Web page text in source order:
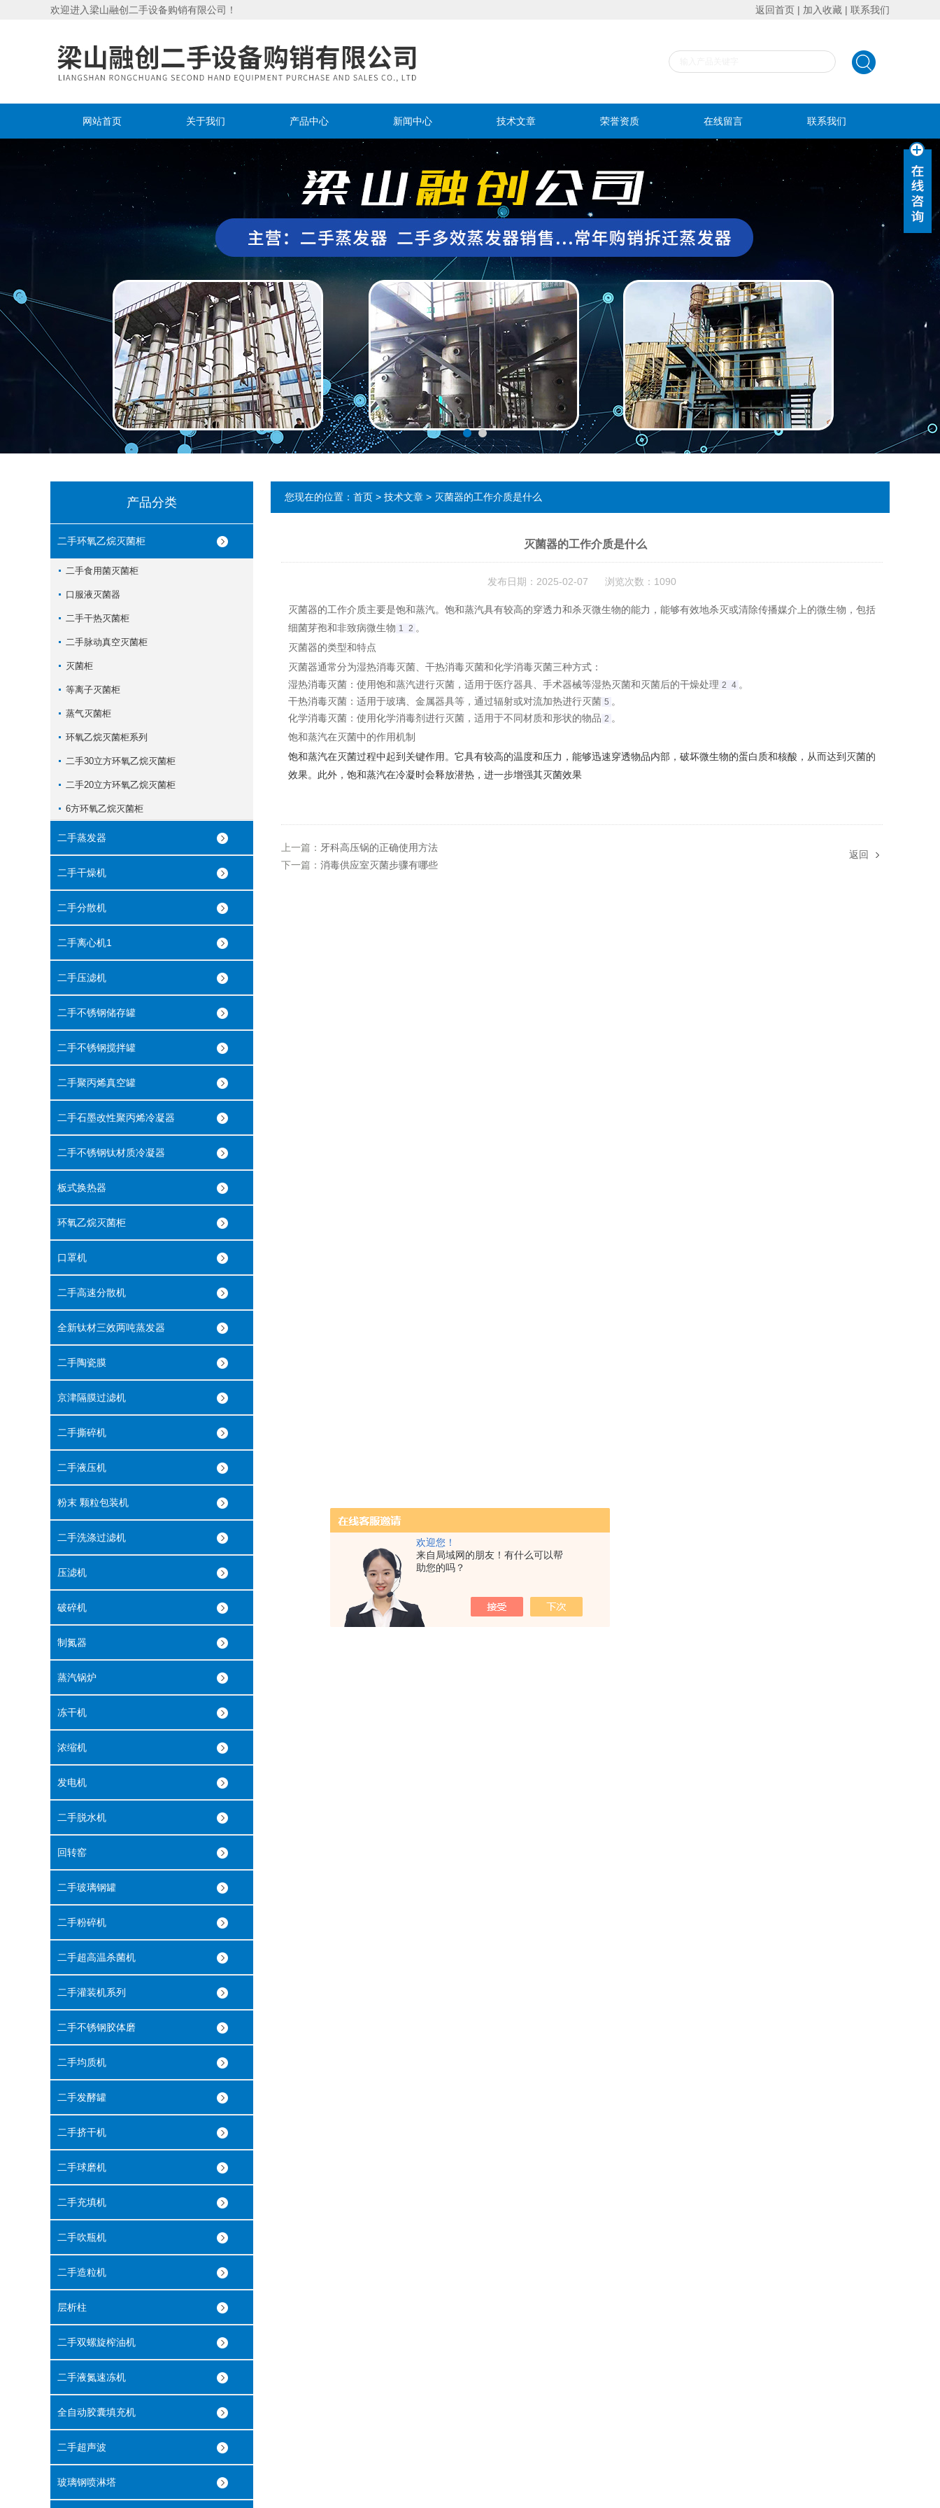
欢迎您！
来自局域网的朋友！有什么可以帮
助您的吗？
欢迎进入梁山融创二手设备购销有限公司！ 返回首页 | 加入收藏 | 联系我们
网站首页 关于我们 产品中心 新闻中心 技术文章 荣誉资质 在线留言 联系我们
产品分类
二手环氧乙烷灭菌柜
二手食用菌灭菌柜
口服液灭菌器
二手干热灭菌柜
二手脉动真空灭菌柜
灭菌柜
等离子灭菌柜
蒸气灭菌柜
环氧乙烷灭菌柜系列
二手30立方环氧乙烷灭菌柜
二手20立方环氧乙烷灭菌柜
6方环氧乙烷灭菌柜
二手蒸发器
二手干燥机
二手分散机
二手离心机1
二手压滤机
二手不锈钢储存罐
二手不锈钢搅拌罐
二手聚丙烯真空罐
二手石墨改性聚丙烯冷凝器
二手不锈钢钛材质冷凝器
板式换热器
环氧乙烷灭菌柜
口罩机
二手高速分散机
全新钛材三效两吨蒸发器
二手陶瓷膜
京津隔膜过滤机
二手撕碎机
二手液压机
粉末 颗粒包装机
二手洗涤过滤机
压滤机
破碎机
制氮器
蒸汽锅炉
冻干机
浓缩机
发电机
二手脱水机
回转窑
二手玻璃钢罐
二手粉碎机
二手超高温杀菌机
二手灌装机系列
二手不锈钢胶体磨
二手均质机
二手发酵罐
二手挤干机
二手球磨机
二手充填机
二手吹瓶机
二手造粒机
层析柱
二手双螺旋榨油机
二手液氮速冻机
全自动胶囊填充机
二手超声波
玻璃钢喷淋塔
您现在的位置： 首页 > 技术文章 > 灭菌器的工作介质是什么
灭菌器的工作介质是什么
发布日期：2025-02-07 浏览次数：1090
灭菌器的工作介质主要是饱和蒸汽‌。饱和蒸汽具有较高的穿透力和杀灭微生物的能力，能够有效地杀灭或清除传播媒介上的微生物，包括
细菌芽孢和非致病微生物‌ 1 2 。
灭菌器的类型和特点
灭菌器通常分为湿热消毒灭菌、干热消毒灭菌和化学消毒灭菌三种方式：
湿热消毒灭菌 ‌：使用饱和蒸汽进行灭菌，适用于医疗器具、手术器械等湿热灭菌和灭菌后的干燥处理‌ 2 4 。
干热消毒灭菌 ‌：适用于玻璃、金属器具等，通过辐射或对流加热进行灭菌‌ 5 。
化学消毒灭菌 ‌：使用化学消毒剂进行灭菌，适用于不同材质和形状的物品‌ 2 。
饱和蒸汽在灭菌中的作用机制
饱和蒸汽在灭菌过程中起到关键作用。它具有较高的温度和压力，能够迅速穿透物品内部，破坏微生物的蛋白质和核酸，从而达到灭菌的
效果。此外，饱和蒸汽在冷凝时会释放潜热，进一步增强其灭菌效果‌
上一篇： 牙科高压锅的正确使用方法
下一篇： 消毒供应室灭菌步骤有哪些
返回